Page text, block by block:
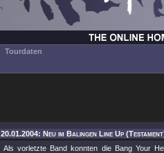
Tourdaten
20.01.2004: Neu im Balingen Line Up
Als vorletzte Band konnten die Bang Your